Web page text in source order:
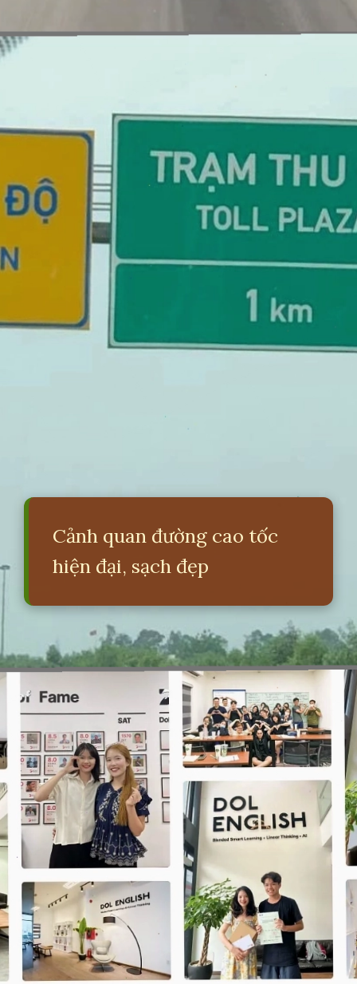
Cảnh quan đường cao tốc
hiện đại, sạch đẹp
Đang mở https://erci.edu.vn/toll-road-la-gi